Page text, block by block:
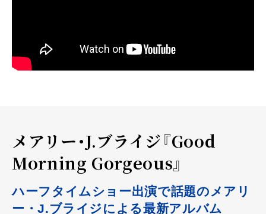
メアリー・J.ブライジ『Good
Morning Gorgeous』
ハーフタイムショー出演で話題のメアリ
ー・J.ブライジによる最新アルバム